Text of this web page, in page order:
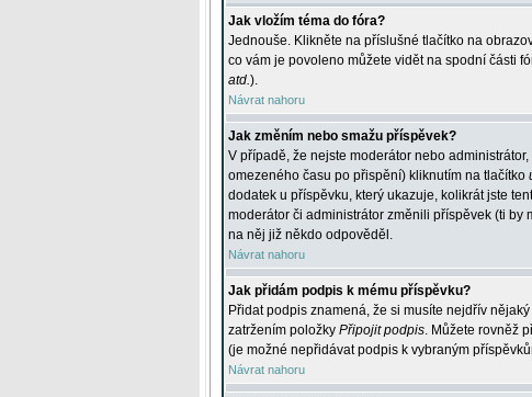
Jak vložím téma do fóra?
Jednouše. Klikněte na příslušné tlačítko na
co vám je povoleno můžete vidět na spodní části
atd.).
Návrat nahoru
Jak změním nebo smažu příspěvek?
V případě, že nejste moderátor nebo
omezeného času po přispění) kliknutím na tlačítko
dodatek u příspěvku, který ukazuje, kolikrát jste
moderátor či administrátor změnili příspěvek (ti
na něj již někdo odpověděl.
Návrat nahoru
Jak přidám podpis k mému příspěvku?
Přidat podpis znamená, že si musíte nejdřív
zatržením položky Připojit podpis. Můžete rovněž
(je možné nepřidávat podpis k vybraným
Návrat nahoru